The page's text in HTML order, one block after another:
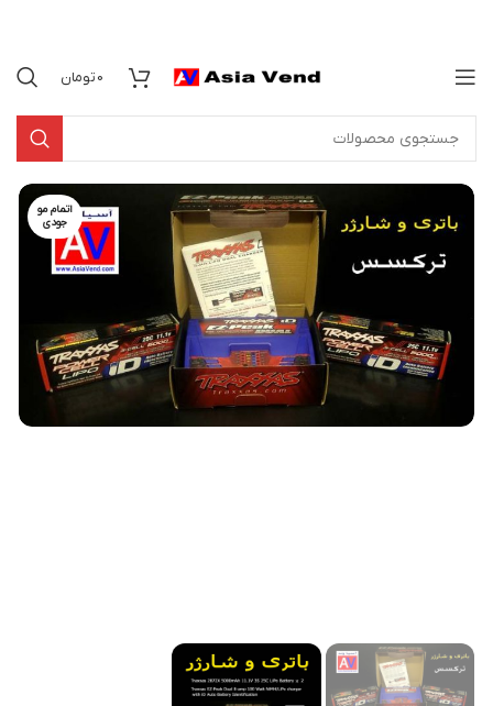
0تومان
اتمام مو
جودی